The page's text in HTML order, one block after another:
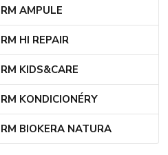
AMPULE
HI REPAIR
KIDS&CARE
KONDICIONÉRY
BIOKERA NATURA